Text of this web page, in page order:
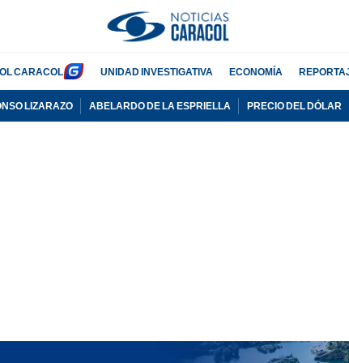
CARACOL UNIDAD INVESTIGATIVA ECONOMÍA
LIZARAZO ABELARDO DE LA ESPRIELLA PRECIO DEL DÓLAR